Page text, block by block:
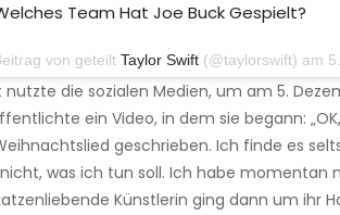
Team Hat Joe Buck Gespielt?
von geteilt Taylor Swift (@taylorswift) am 5.
nutzte die sozialen Medien, um am 5.
ein Video, in dem sie begann:
geschrieben. Ich finde es
was ich tun soll. Ich habe momentan
Künstlerin ging dann um ihr